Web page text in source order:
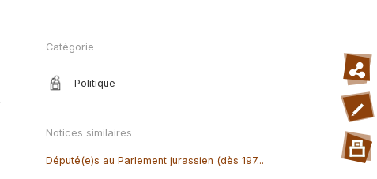
Catégorie
Politique
Notices similaires
Député(e)s au Parlement jurassien (dès 197...